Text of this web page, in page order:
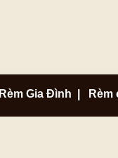
Rèm Gia Đình